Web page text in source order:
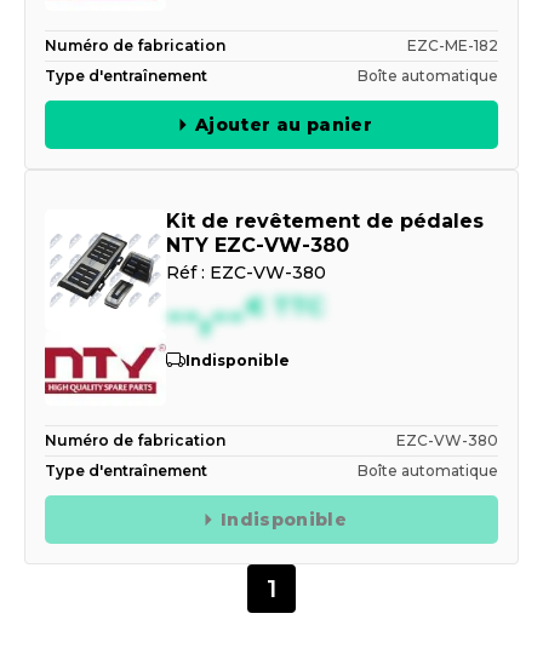
Numéro de fabrication
EZC-ME-182
Type d'entraînement
Boîte automatique
Ajouter au panier
Kit de revêtement de pédales
NTY EZC-VW-380
Réf : EZC-VW-380
--,--€ TTC
Indisponible
Numéro de fabrication
EZC-VW-380
Type d'entraînement
Boîte automatique
Indisponible
1